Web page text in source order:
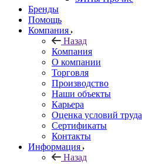
Бренды
Помощь
Компания
Назад
Компания
О компании
Торговля
Производство
Наши объекты
Карьера
Оценка условий труда
Сертификаты
Контакты
Информация
Назад